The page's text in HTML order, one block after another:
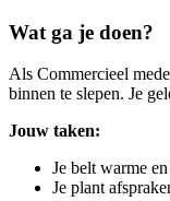
Wat ga je doen?
Als Commercieel
binnen te slepen. Je
Jouw taken:
Je belt warme
Je plant